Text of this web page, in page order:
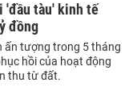
'đầu tàu' kinh tế
đồng
ấn tượng trong 5 tháng
hồi của hoạt động
thu từ đất.